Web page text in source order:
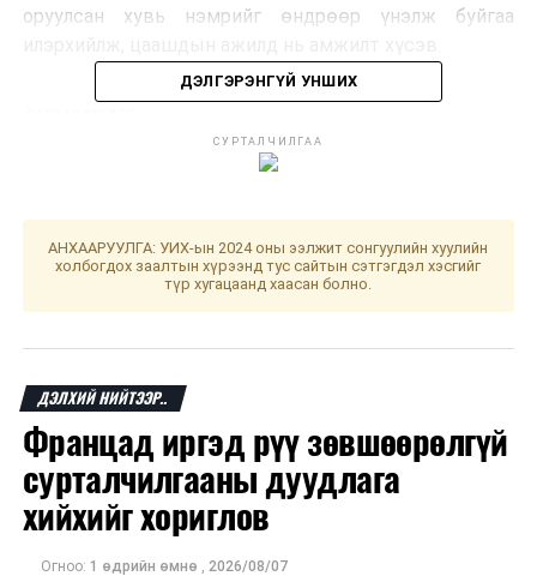
оруулсан хувь нэмрийг өндрөөр үнэлж буйгаа
УИХ-ын Тамгын газар, Швейцарын хөгжлийн
агентлагтай хамтран “Монгол Улсад парламентын
Энэ оны эхний 7 сард 11 тонн үнэт металл худалдан
авлаа ​
ДЭЛГЭРЭНГҮЙ УНШИХ
СУРТАЛЧИЛГАА
АНХААРУУЛГА: УИХ-ын 2024 оны ээлжит сонгуулийн хуулийн
холбогдох заалтын хүрээнд тус сайтын сэтгэгдэл хэсгийг
түр хугацаанд хаасан болно.
ДЭЛХИЙ НИЙТЭЭР..
Францад иргэд рүү зөвшөөрөлгүй
сурталчилгааны дуудлага
хийхийг хориглов
Огноо: 1 өдрийн өмнө , 2026/08/07